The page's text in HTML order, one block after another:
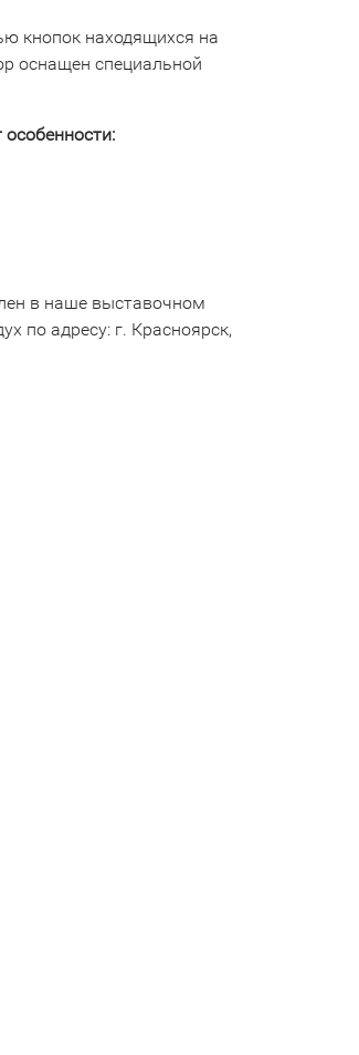
кнопок находящихся на
оснащен специальной
особенности:
в наше выставочном
по адресу: г. Красноярск,